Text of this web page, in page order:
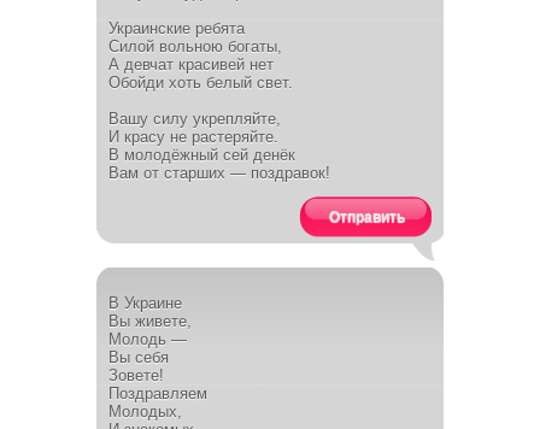
Украинские ребята
Силой вольною богаты,
А девчат красивей нет
Обойди хоть белый свет.
Вашу силу укрепляйте,
И красу не растеряйте.
В молодёжный сей денёк
Вам от старших — поздравок!
Отправить
В Украине
Вы живете,
Молодь —
Вы себя
Зовете!
Поздравляем
Молодых,